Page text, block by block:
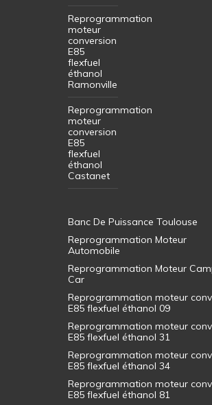
Reprogrammation
moteur
conversion
E85
flexfuel
éthanol
Ramonville
Reprogrammation
moteur
conversion
E85
flexfuel
éthanol
Castanet
Banc De Puissance Toulouse
Reprogrammation Moteur
Automobile
Reprogrammation Moteur
Car
Reprogrammation moteur
E85 flexfuel éthanol 09
Reprogrammation moteur
E85 flexfuel éthanol 31
Reprogrammation moteur
E85 flexfuel éthanol 34
Reprogrammation moteur
E85 flexfuel éthanol 81